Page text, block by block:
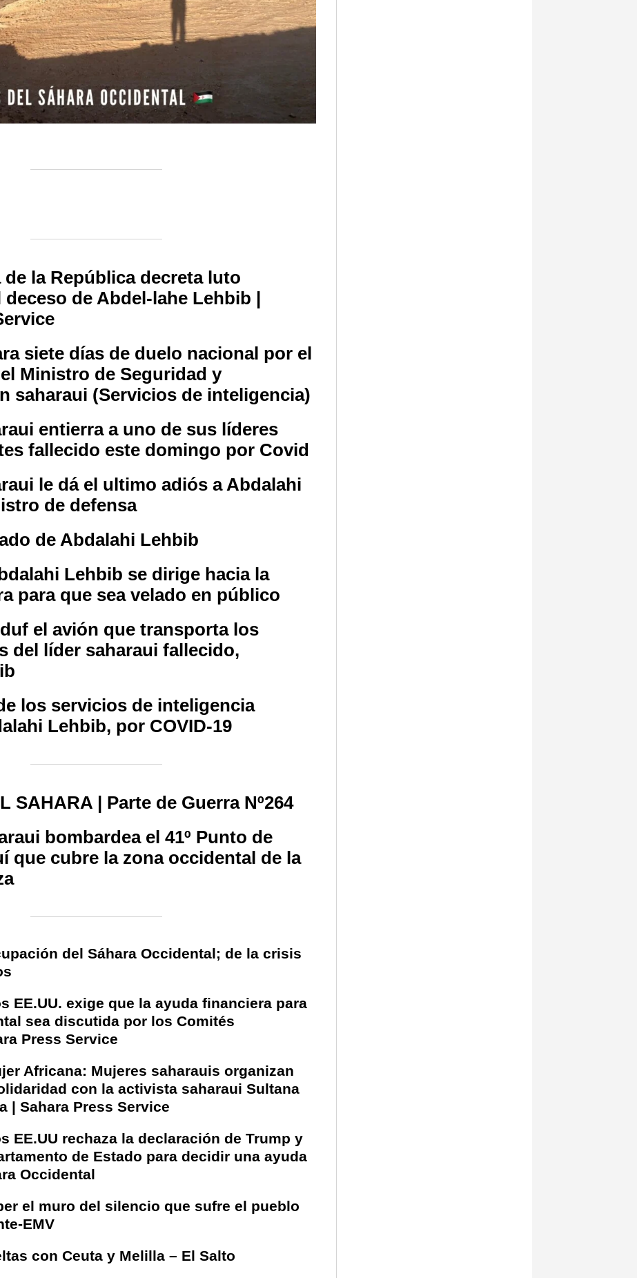
de la República decreta luto
de Abdel-lahe Lehbib |
siete días de duelo nacional por el
Ministro de Seguridad y
saharaui (Servicios de inteligencia)
entierra a uno de sus líderes
fallecido este domingo por Covid
le dá el ultimo adiós a Abdalahi
de defensa
de Abdalahi Lehbib
Lehbib se dirige hacia la
para que sea velado en público
el avión que transporta los
del líder saharaui fallecido,
los servicios de inteligencia
Lehbib, por COVID-19
SAHARA | Parte de Guerra Nº264
bombardea el 41º Punto de
que cubre la zona occidental de la
del Sáhara Occidental; de la crisis
EE.UU. exige que la ayuda financiera para
sea discutida por los Comités
Press Service
Africana: Mujeres saharauis organizan
con la activista saharaui Sultana
| Sahara Press Service
EE.UU rechaza la declaración de Trump y
de Estado para decidir una ayuda
Occidental
el muro del silencio que sufre el pueblo
EMV
con Ceuta y Melilla – El Salto